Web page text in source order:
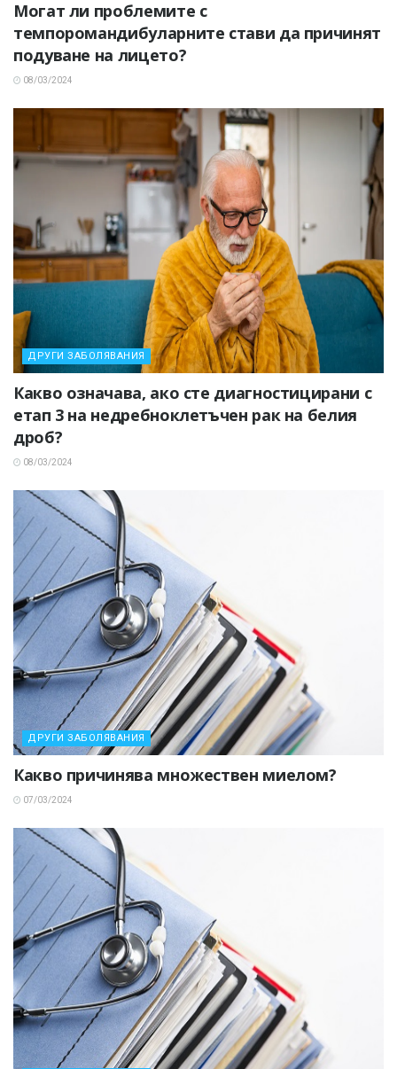
Могат ли проблемите с
темпоромандибуларните стави да причинят
подуване на лицето?
08/03/2024
ДРУГИ ЗАБОЛЯВАНИЯ
Какво означава, ако сте диагностицирани с
етап 3 на недребноклетъчен рак на белия
дроб?
08/03/2024
ДРУГИ ЗАБОЛЯВАНИЯ
Какво причинява множествен миелом?
07/03/2024